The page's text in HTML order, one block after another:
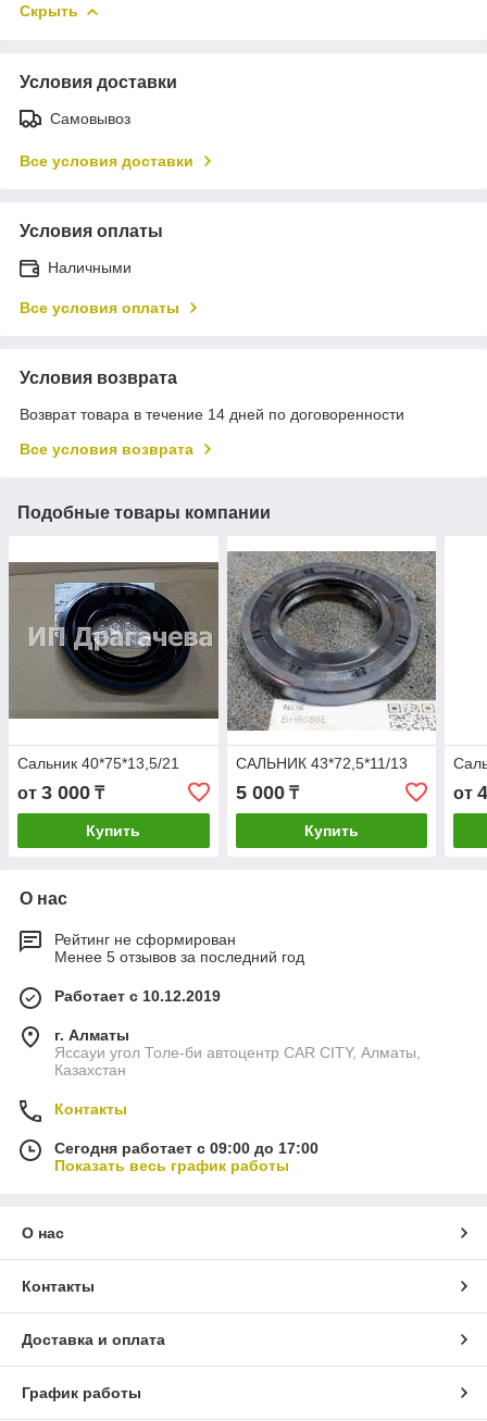
Скрыть
Условия доставки
Самовывоз
Все условия доставки
Условия оплаты
Наличными
Все условия оплаты
Условия возврата
Возврат товара в течение 14 дней по договоренности
Все условия возврата
Подобные товары компании
Сальник 40*75*13,5/21
от 3 000 ₸
Купить
САЛЬНИК 43*72,5*11/13
5 000₸
Купить
от
О нас
Рейтинг не сформирован
Менее 5 отзывов за последний год
Работает с 10.12.2019
г. Алматы
Яссауи угол Толе-би автоцентр CAR CITY, Алматы,
Казахстан
Контакты
Сегодня работает с 09:00 до 17:00
Показать весь график работы
О нас
Контакты
Доставка и оплата
График работы